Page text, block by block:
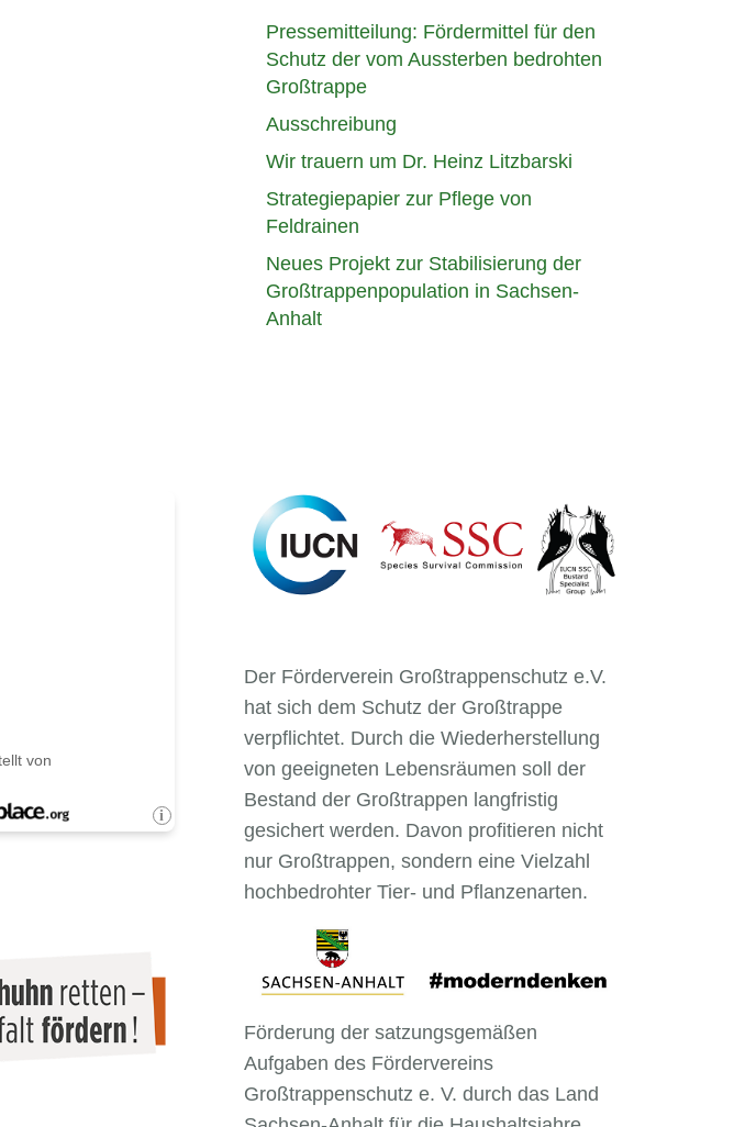
Pressemitteilung: Fördermittel für den
Schutz der vom Aussterben bedrohten
Großtrappe
Ausschreibung
Wir trauern um Dr. Heinz Litzbarski
Strategiepapier zur Pflege von
Feldrainen
Neues Projekt zur Stabilisierung der
Großtrappenpopulation in Sachsen-
Anhalt
Der Förderverein Großtrappenschutz e.V.
hat sich dem Schutz der Großtrappe
verpflichtet. Durch die Wiederherstellung
von geeigneten Lebensräumen soll der
Bestand der Großtrappen langfristig
gesichert werden. Davon profitieren nicht
nur Großtrappen, sondern eine Vielzahl
hochbedrohter Tier- und Pflanzenarten.
Förderung der satzungsgemäßen
Aufgaben des Fördervereins
Großtrappenschutz e. V. durch das Land